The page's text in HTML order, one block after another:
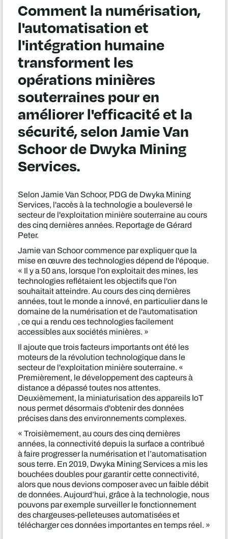
Comment la numérisation,
l'automatisation et
l'intégration humaine
transforment les
opérations minières
souterraines pour en
améliorer l'efficacité et la
sécurité, selon Jamie Van
Schoor de Dwyka Mining
Services.
Selon Jamie Van Schoor, PDG de Dwyka Mining
Services, l'accès à la technologie a bouleversé le
secteur de l'exploitation minière souterraine au cours
des cinq dernières années. Reportage de Gérard
Peter.
Jamie van Schoor commence par expliquer que la
mise en œuvre des technologies dépend de l'époque.
« Il y a 50 ans, lorsque l'on exploitait des mines, les
technologies reflétaient les objectifs que l'on
souhaitait atteindre. Au cours des cinq dernières
années, tout le monde a innové, en particulier dans le
domaine de la numérisation et de l'automatisation
, ce qui a rendu ces technologies facilement
accessibles aux sociétés minières. »
Il ajoute que trois facteurs importants ont été les
moteurs de la révolution technologique dans le
secteur de l'exploitation minière souterraine. «
Premièrement, le développement des capteurs à
distance a dépassé toutes nos attentes.
Deuxièmement, la miniaturisation des appareils IoT
nous permet désormais d'obtenir des données
précises dans des environnements complexes.
« Troisièmement, au cours des cinq dernières
années, la connectivité depuis la surface a contribué
à faire progresser la numérisation et l’automatisation
sous terre. En 2019, Dwyka Mining Services a mis les
bouchées doubles pour garantir cette connectivité,
alors que nous devions composer avec un faible débit
de données. Aujourd’hui, grâce à la technologie, nous
pouvons par exemple surveiller le fonctionnement
des chargeuses-pelleteuses automatisées et
télécharger ces données importantes en temps réel. »